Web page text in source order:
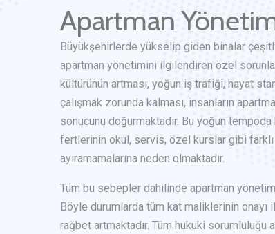
Apartman
Büyükşehirlerde yükselip giden binalar
apartman yönetimini ilgilendiren özel
kültürünün artması, yoğun iş trafiği, hayat
çalışmak zorunda kalması, insanların
sonucunu doğurmaktadır. Bu yoğun
fertlerinin okul, servis, özel kurslar gibi
ayıramamalarına neden olmaktadır.
Tüm bu sebepler dahilinde apartman
Böyle durumlarda tüm kat maliklerinin
rağbet artmaktadır. Tüm hukuki